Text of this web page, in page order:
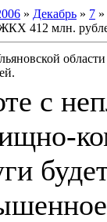
» Декабрь » 7
ЖКХ 412 млн.
с